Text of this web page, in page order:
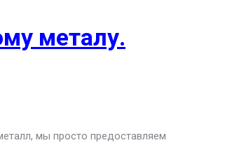
металу.
мы просто предоставляем